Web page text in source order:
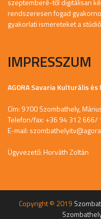
szeptemberé-től digitálisan
rendszeresen fogad
gyakorlati ismereteket a
IMPRESSZUM
AGORA Savaria Kulturális
Cím: 9700 Szombathely,
Telefon/fax: +36 94 312 666/
E-mail:
Ügyvezető: Horváth Zoltán
Copyright © 2019